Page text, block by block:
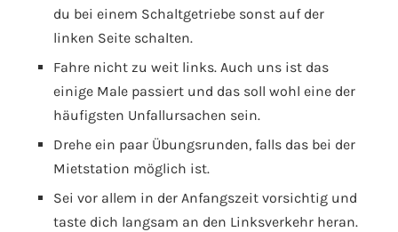
du bei einem Schaltgetriebe sonst auf der
linken Seite schalten.
Fahre nicht zu weit links. Auch uns ist das
einige Male passiert und das soll wohl eine der
häufigsten Unfallursachen sein.
Drehe ein paar Übungsrunden, falls das bei der
Mietstation möglich ist.
Sei vor allem in der Anfangszeit vorsichtig und
taste dich langsam an den Linksverkehr heran.